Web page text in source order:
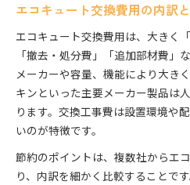
賢いエコキュート補助金活
エコキュート交換補助
エコキュート補助金の
エコキュート交換で受
エコキュート交換補助
エコキュート交換補助
エコキュート入れ替えで光
エコキュート交換で期
エコキュート交換費用の内訳
エコキュート交換費用は、大きく
「撤去・処分費」「追加部材費」
メーカーや容量、機能により大き
キンといった主要メーカー製品は
ります。交換工事費は設置環境や
いのが特徴です。
節約のポイントは、複数社からエ
り、内訳を細かく比較することで